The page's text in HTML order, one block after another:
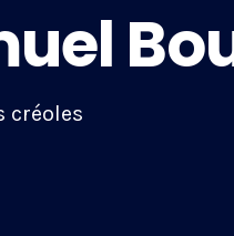
créoles